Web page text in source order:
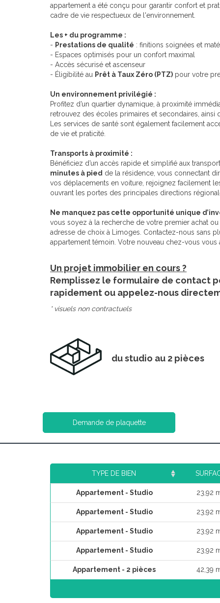
appartement a été conçu pour garantir confort et
cadre de vie respectueux de l'environnement.
Les + du programme :
- Prestations de qualité : finitions soignées et
- Espaces optimisés pour un confort maximal
- Accès sécurisé et ascenseur
- Éligibilité au Prêt à Taux Zéro (PTZ) pour votre
Un environnement privilégié :
Profitez d’un quartier dynamique, à proximité
retrouvez des écoles primaires et secondaires,
Les services de santé sont également facilement
de vie et praticité.
Transports à proximité :
Bénéficiez d’un accès rapide et simplifié aux
minutes à pied de la résidence, vous connectant
vos déplacements en voiture, rejoignez facilement
ouvrant les portes des principales directions
Ne manquez pas cette opportunité unique
vous soyez à la recherche de votre premier achat
adresse de choix à Limoges. Contactez-nous sans
appartement témoin. Votre nouveau chez-vous vous
Un projet immobilier en cours ?
Remplissez le formulaire de contact
rapidement ou appelez-nous
* visuels non contractuels
du studio au 2 pièces
Demande de plaquette
TYPE DE BIEN
Appartement - Studio 23,92
Appartement - Studio 23,92
Appartement - Studio 23,92
Appartement - Studio 23,92
Appartement - 2 pièces 42,39